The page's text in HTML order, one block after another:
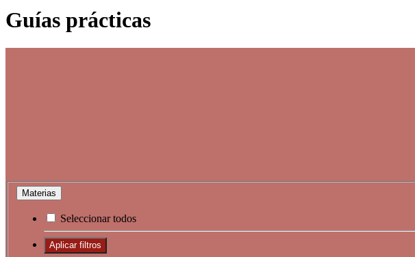
Guías prácticas
Materias
Seleccionar todos